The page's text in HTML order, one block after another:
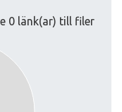
0 länk(ar) till filer